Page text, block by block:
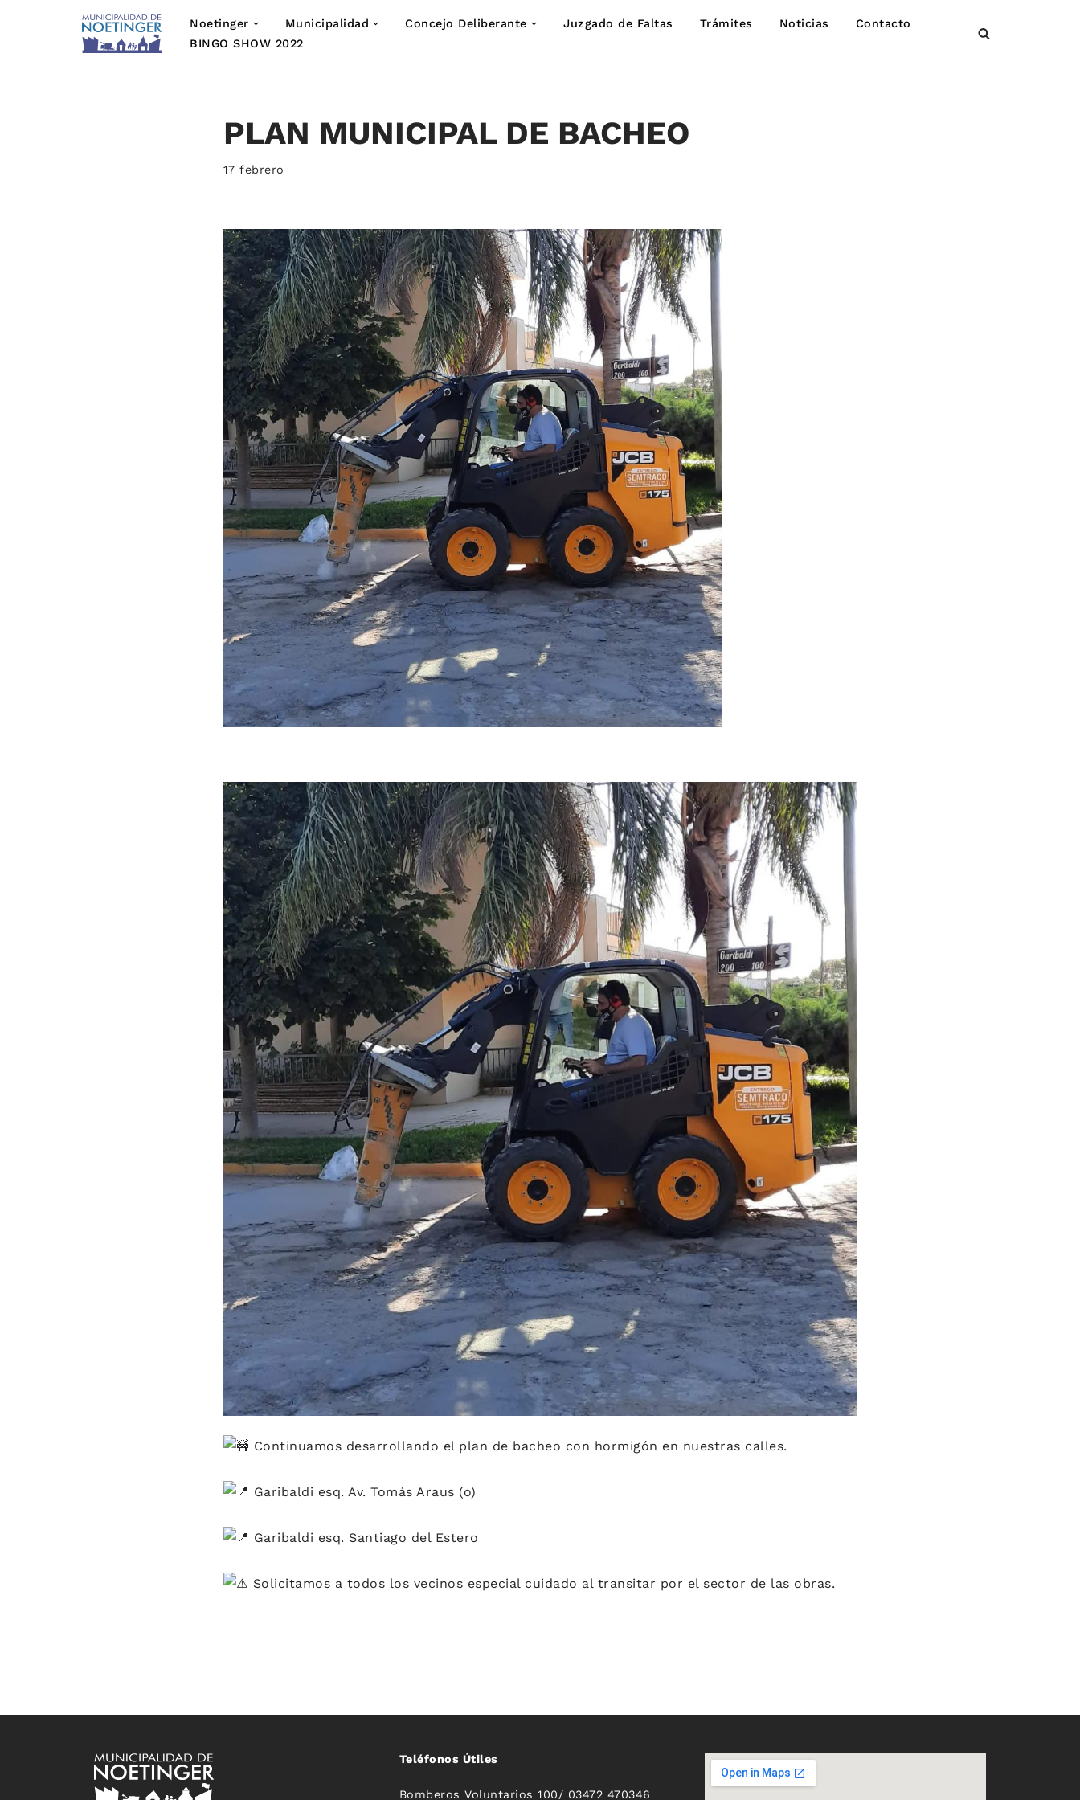
Noetinger Municipalidad Concejo Deliberante Juzgado de Faltas Trámites Noticias
Contacto
BINGO SHOW 2022
PLAN MUNICIPAL DE BACHEO
17 febrero
Continuamos desarrollando el plan de bacheo con hormigón en nuestras calles.
Garibaldi esq. Av. Tomás Araus (o)
Garibaldi esq. Santiago del Estero
Solicitamos a todos los vecinos especial cuidado al transitar por el sector de las obras.
Teléfonos Útiles
Bomberos Voluntarios 100/ 03472 470346